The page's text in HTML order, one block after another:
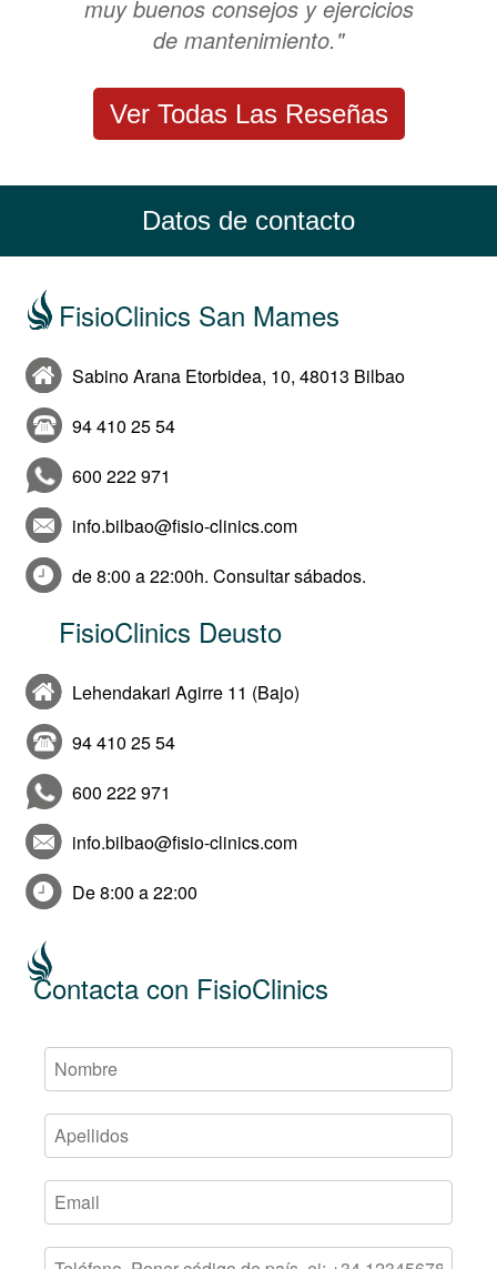
muy buenos consejos y ejercicios
de mantenimiento."
Ver Todas Las Reseñas
Datos de contacto
FisioClinics San Mames
Sabino Arana Etorbidea, 10, 48013 Bilbao
94 410 25 54
600 222 971
info.bilbao@fisio-clinics.com
de 8:00 a 22:00h. Consultar sábados.
FisioClinics Deusto
Lehendakari Agirre 11 (Bajo)
94 410 25 54
600 222 971
info.bilbao@fisio-clinics.com
De 8:00 a 22:00
Contacta con FisioClinics